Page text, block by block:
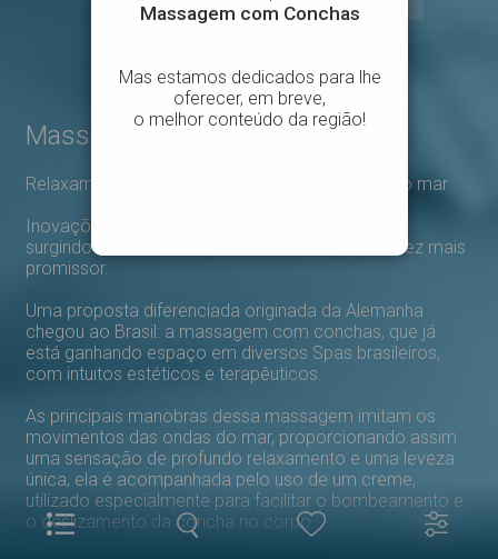
Massagem com Conchas
Relaxamento profundo e terapêutico que vem do mar
Inovações em técnicas massoterapêuticas vêm
surgindo e transformando esse mercado cada vez mais
promissor.
Uma proposta diferenciada originada da Alemanha
chegou ao Brasil: a massagem com conchas, que já
está ganhando espaço em diversos Spas brasileiros,
com intuitos estéticos e terapêuticos.
As principais manobras dessa massagem imitam os
movimentos das ondas do mar, proporcionando assim
uma sensação de profundo relaxamento e uma leveza
única, ela é acompanhada pelo uso de um creme,
utilizado especialmente para facilitar o bombeamento e
o deslizamento da concha no corpo.